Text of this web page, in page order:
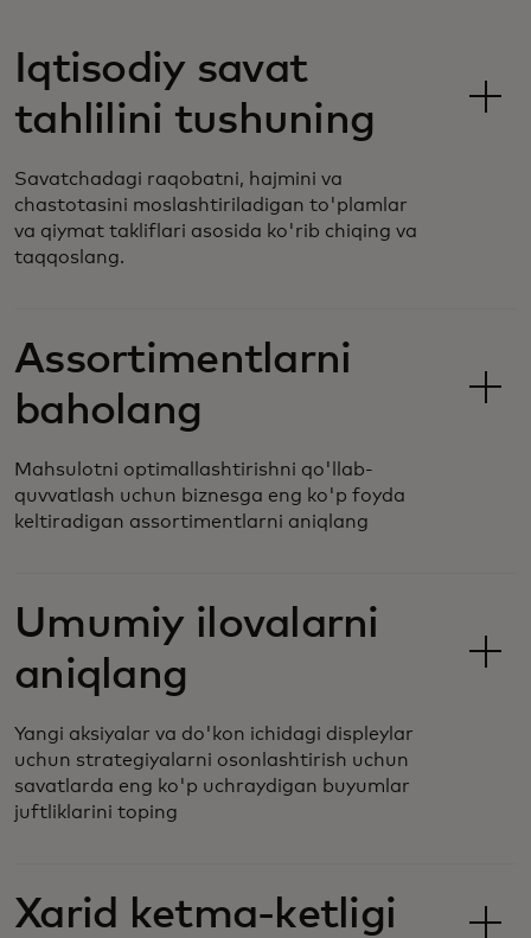
Iqtisodiy savat
tahlilini tushuning
Savatchadagi raqobatni, hajmini va
chastotasini moslashtiriladigan to'plamlar
va qiymat takliflari asosida ko'rib chiqing va
taqqoslang.
Assortimentlarni
baholang
Mahsulotni optimallashtirishni qo'llab-
quvvatlash uchun biznesga eng ko'p foyda
keltiradigan assortimentlarni aniqlang
Umumiy ilovalarni
aniqlang
Yangi aksiyalar va do'kon ichidagi displeylar
uchun strategiyalarni osonlashtirish uchun
savatlarda eng ko'p uchraydigan buyumlar
juftliklarini toping
Xarid ketma-ketligi